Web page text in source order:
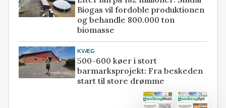
Biogas vil fordoble produktionen
og behandle 800.000 ton
biomasse
KVÆG
500-600 køer i stort
barmarksprojekt: Fra beskeden
start til store drømme